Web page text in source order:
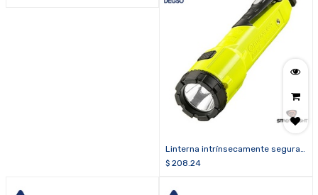
Linterna intrínsecamente segura
recargable DUALIE® con magneto
$ 208.24